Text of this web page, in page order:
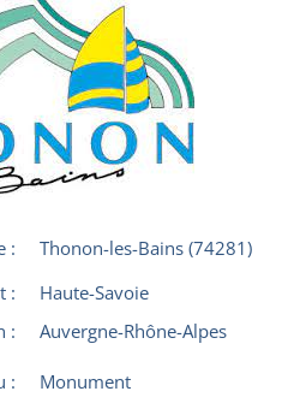
:
Thonon-les-Bains (74281)
:
Haute-Savoie
:
Auvergne-Rhône-Alpes
: Monument